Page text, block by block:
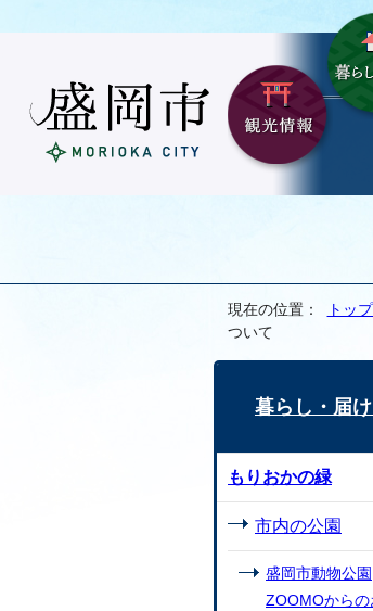
現在の位置： トッ
ついて
暮らし・届
もりおかの緑
市内の公園
盛岡市動物公園
ZOOMOからの